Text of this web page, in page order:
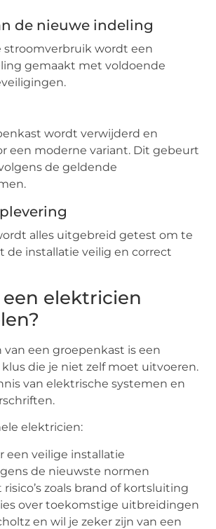
de nieuwe indeling
stroomverbruik wordt een
gemaakt met voldoende
wordt verwijderd en
een moderne variant. Dit gebeurt
de geldende
alles uitgebreid getest om te
de installatie veilig en correct
elektricien
van een groepenkast is een
die je niet zelf moet uitvoeren.
van elektrische systemen en
elektricien:
een veilige installatie
de nieuwste normen
zoals brand of kortsluiting
over toekomstige uitbreidingen
en wil je zeker zijn van een